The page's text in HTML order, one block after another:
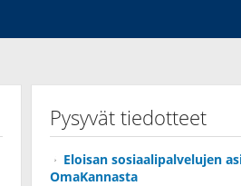
Pysyvät tiedotteet
Eloisan sosiaalipalvelujen
OmaKannasta